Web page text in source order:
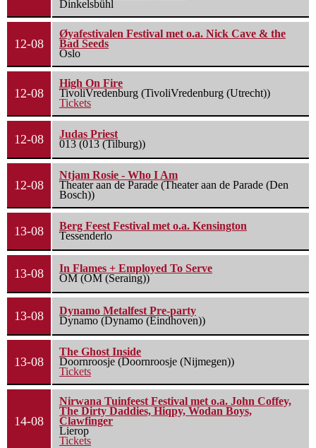
Dinkelsbühl
12-08
Øyafestivalen Festival met o.a. Nick Cave & the
Bad Seeds
Oslo
12-08
High On Fire
TivoliVredenburg (TivoliVredenburg (Utrecht))
Tickets
12-08
Judas Priest
013 (013 (Tilburg))
12-08
Ntjam Rosie - Who I Am
Theater aan de Parade (Theater aan de Parade (Den
Bosch))
13-08
Berg Feest Festival met o.a. Kensington
Tessenderlo
13-08
In Flames + Employed To Serve
OM (OM (Seraing))
13-08
Dynamo Metalfest Pre-party
Dynamo (Dynamo (Eindhoven))
13-08
The Ghost Inside
Doornroosje (Doornroosje (Nijmegen))
Tickets
14-08
Nirwana Tuinfeest Festival met o.a. John Coffey,
The Dirty Daddies, Hiqpy, Wodan Boys,
Clawfinger
Lierop
Tickets